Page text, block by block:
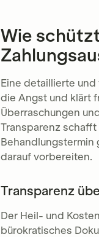
Wie
Eine detaillierte
die Angst und klärt
Überraschungen
Transparenz
Behandlungstermin
darauf vorbereiten.
Transparenz
Der Heil- und
bürokratisches